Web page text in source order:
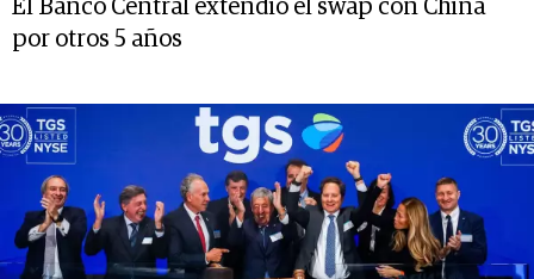
El Banco Central extendió el swap con China
por otros 5 años